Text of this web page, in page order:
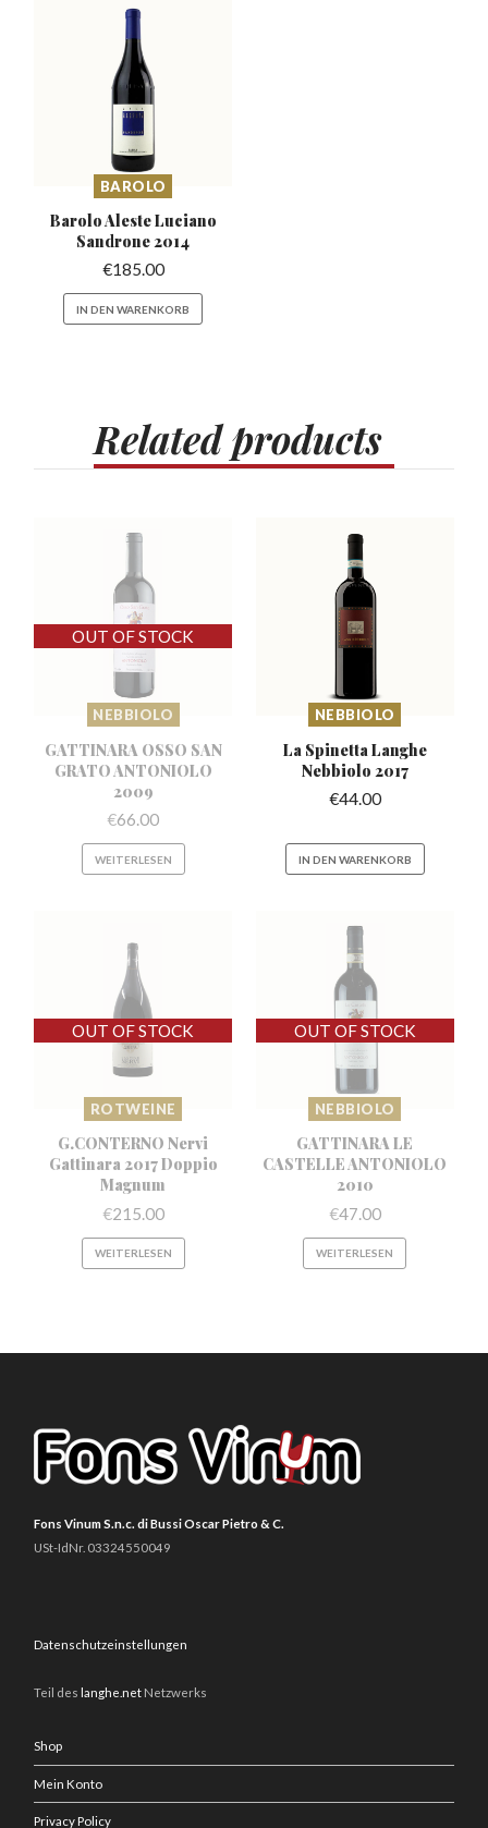
BAROLO
Barolo Aleste Luciano
Sandrone 2014
€185.00
IN DEN WARENKORB
Relatedproducts
NEBBIOLO
GATTINARA OSSO SAN
GRATO ANTONIOLO
2009
€66.00
WEITERLESEN
NEBBIOLO
La Spinetta Langhe
Nebbiolo 2017
€44.00
IN DEN WARENKORB
ROTWEINE
G.CONTERNO Nervi
Gattinara 2017 Doppio
Magnum
€215.00
WEITERLESEN
NEBBIOLO
GATTINARA LE
CASTELLE ANTONIOLO
2010
€47.00
WEITERLESEN
Fons Vinum S.n.c. di Bussi Oscar Pietro & C.
USt-IdNr. 03324550049
Datenschutzeinstellungen
Teil deslanghe.net Netzwerks
Shop
Mein Konto
Privacy Policy